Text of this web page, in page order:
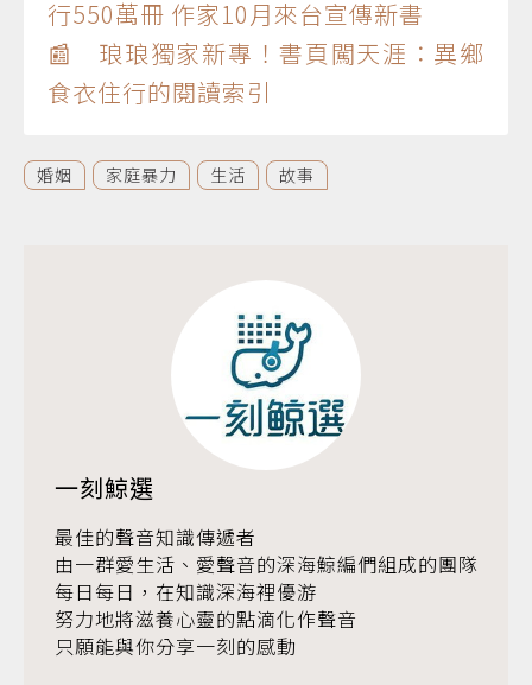
行550萬冊 作家10月來台宣傳新書
📰 琅琅獨家新專！書頁闖天涯：異鄉
食衣住行的閱讀索引
婚姻 家庭暴力 生活 故事
一刻鯨選
最佳的聲音知識傳遞者
由一群愛生活、愛聲音的深海鯨編們組成的團隊
每日每日，在知識深海裡優游
努力地將滋養心靈的點滴化作聲音
只願能與你分享一刻的感動